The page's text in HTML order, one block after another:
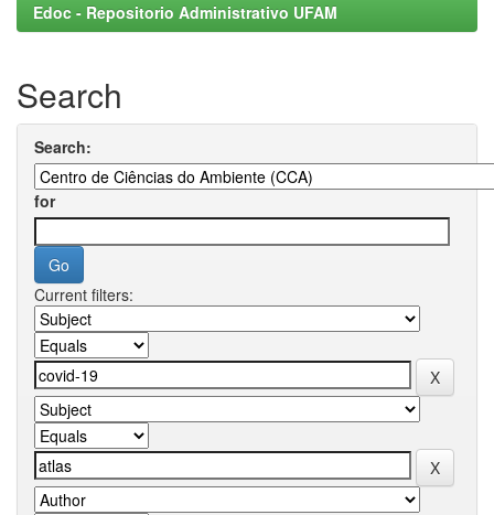
Edoc - Repositorio Administrativo UFAM
Search
Search:
for
Current filters: